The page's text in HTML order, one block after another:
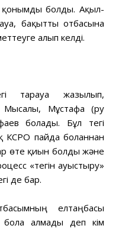
қонымды болды. Ақыл-
бақытты отбасына
алып келді.
тарауға жазылып,
Мысалы, Мұстафа (ру
болады. Бұл тегі
КСРО пайда болғаннан
өте қиын болды және
«тегін ауыстыру»
де бар.
елтаңбасы
бола алмады деп кім